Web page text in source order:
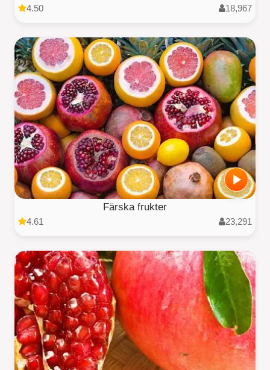
4.50 18,967
Färska frukter
4.61 23,291